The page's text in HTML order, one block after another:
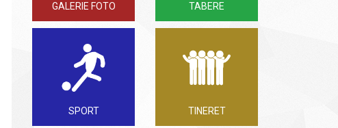
GALERIE FOTO TABERE
SPORT TINERET